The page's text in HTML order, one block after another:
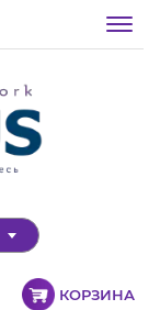
КОРЗИНА